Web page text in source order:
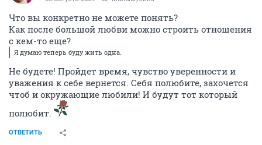
Что вы конкретно не можете понять?
Как после большой любви можно строить отношения
с кем-то еще?
Я думаю теперь буду жить одна.
Не будете! Пройдет время, чувство уверенности и
уважения к себе вернется. Себя полюбите, захочется
чтоб и окружающие любили! И будут тот который
полюбит.
ОТВЕТИТЬ